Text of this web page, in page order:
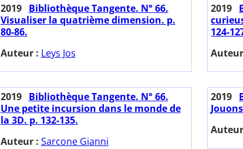
2019
Bibliothèque Tangente. N° 66.
Visualiser la quatrième dimension. p.
80-86.
Auteur : Leys Jos
2019
124-
2019
Bibliothèque Tangente. N° 66.
Une petite incursion dans le monde de
la 3D. p. 132-135.
Auteur : Sarcone Gianni
2019